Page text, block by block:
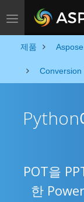
Toggle navigation
제품
Conversion
Python
POT을
한